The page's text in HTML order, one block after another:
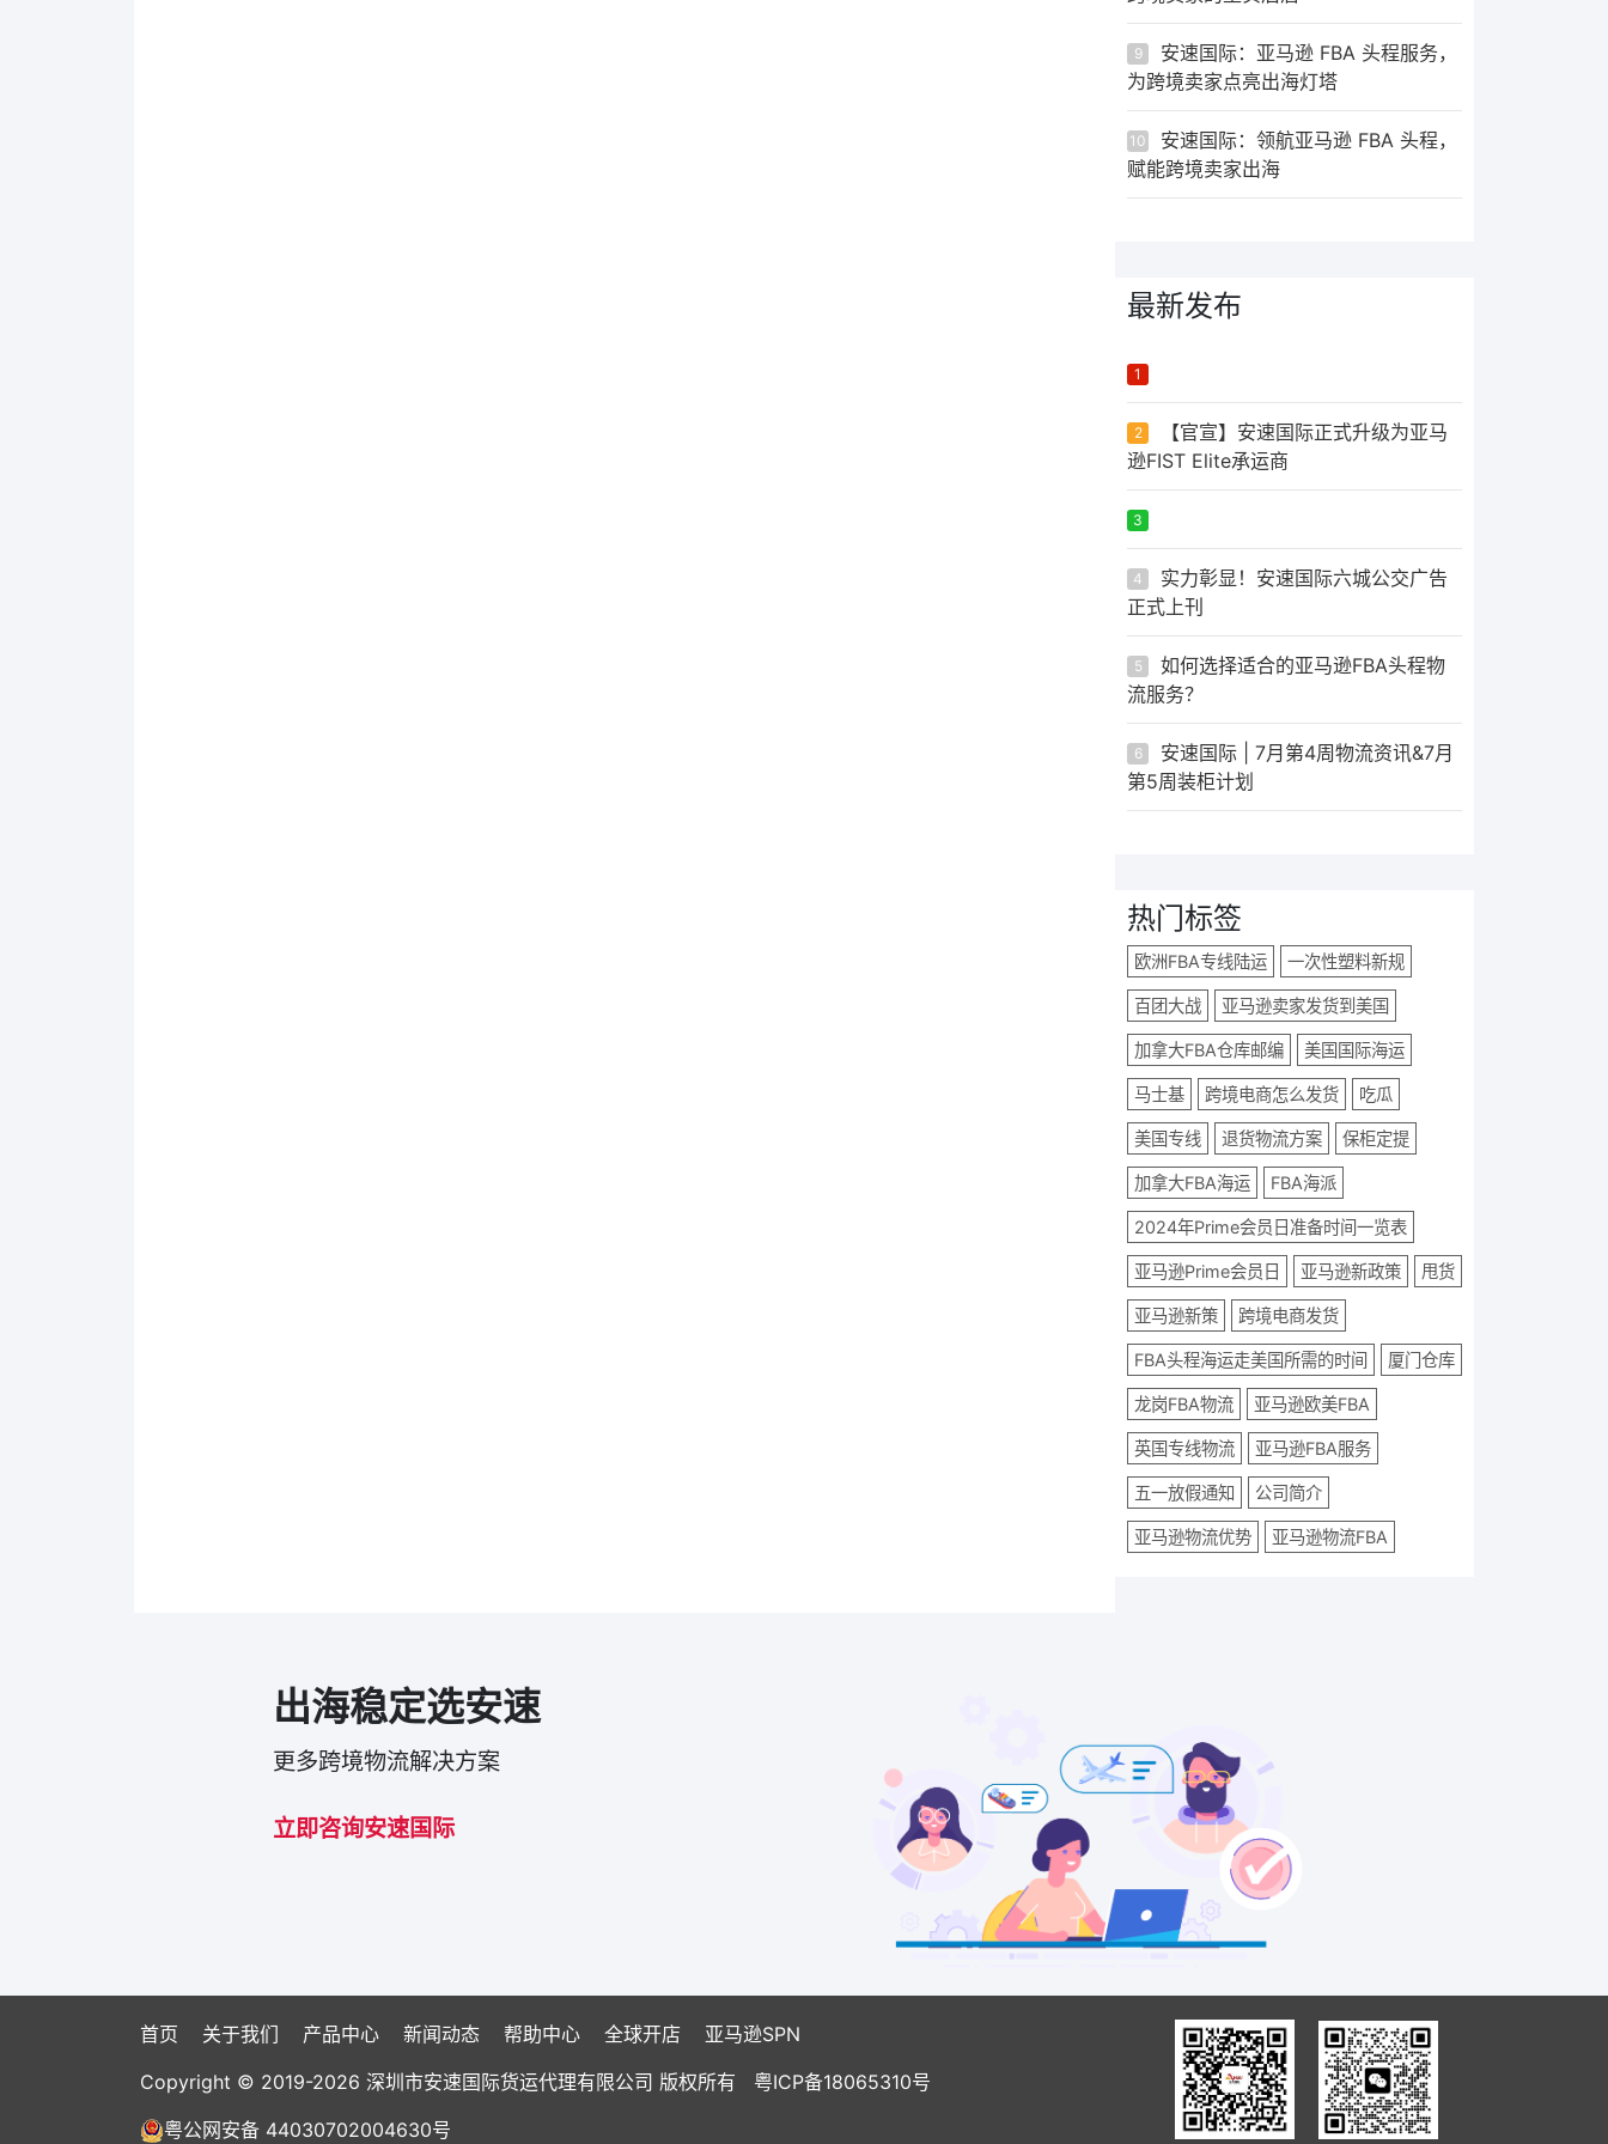
9
安速国际：亚马逊 FBA 头程服务，
为跨境卖家点亮出海灯塔
10
安速国际：领航亚马逊 FBA 头程，
赋能跨境卖家出海
最新发布
1
2
【官宣】安速国际正式升级为亚马
逊FIST Elite承运商
3
4
实力彰显！安速国际六城公交广告
正式上刊
5
如何选择适合的亚马逊FBA头程物
流服务？
6
安速国际 | 7月第4周物流资讯&7月
第5周装柜计划
热门标签
欧洲FBA专线陆运 一次性塑料新规
百团大战 亚马逊卖家发货到美国
加拿大FBA仓库邮编 美国国际海运
马士基 跨境电商怎么发货 吃瓜
美国专线 退货物流方案 保柜定提
加拿大FBA海运 FBA海派
2024年Prime会员日准备时间一览表
亚马逊Prime会员日 亚马逊新政策 甩货
亚马逊新策 跨境电商发货
FBA头程海运走美国所需的时间 厦门仓库
龙岗FBA物流 亚马逊欧美FBA
英国专线物流 亚马逊FBA服务
五一放假通知 公司简介
亚马逊物流优势 亚马逊物流FBA
出海稳定选安速
更多跨境物流解决方案
立即咨询安速国际
首页 关于我们 产品中心 新闻动态 帮助中心 全球开店
亚马逊SPN
Copyright © 2019-2026 深圳市安速国际货运代理有限公司 版权所有 粤ICP备18065310号
粤公网安备 44030702004630号